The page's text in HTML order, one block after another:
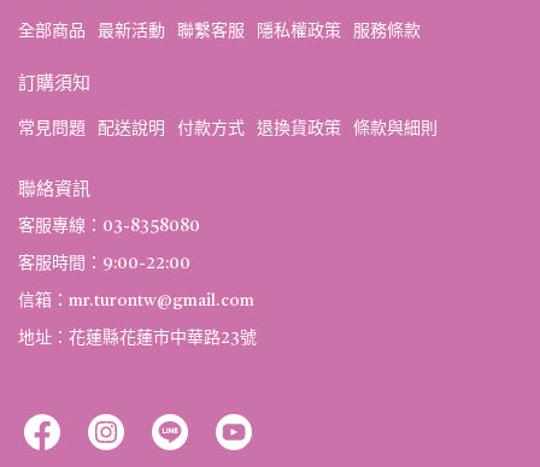
全部商品 最新活動 聯繫客服 隱私權政策 服務條款
訂購須知
常見問題 配送說明 付款方式 退換貨政策 條款與細則
聯絡資訊
客服專線：03-8358080
客服時間：9:00-22:00
信箱：mr.turontw@gmail.com
地址：花蓮縣花蓮市中華路23號